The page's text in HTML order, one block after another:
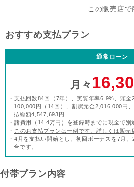
この販売店
おすすめ支払プラン
通常ローン
月々
・支払回数84回（7年）、実質年率6.9%、頭
100,000円（14回）、割賦元金2,016,000円
払総額4,547,693円
・諸費用（14.4万円）を登録時までに現金で別
・ このお支払プランは一例です。詳しくは販売
・4月を支払い開始とし、初回ボーナスを7月
合です。
付帯プラン内容